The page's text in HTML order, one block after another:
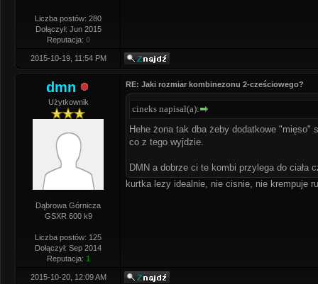
Liczba postów: 280
Dołączył: Jun 2015
Reputacja: 0
2015-10-19, 11:54 PM
dmn
Użytkownik
Dąbrowa Górnicza
GSXR 600 k9
Liczba postów: 125
Dołączył: Sep 2014
Reputacja: 1
RE: Jaki rozmiar kombinezonu 2-cześciowego?
cineks napisał(a):
Hehe żona tak dba żeby dodatkowe "mięso"
co z tego wyjdzie.
DMN a dobrze ci te kombi przylega do ciała
kurtka lezy idealnie, nie cisnie, nie krempuje
2015-10-20, 12:09 AM